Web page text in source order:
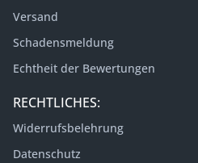
Versand
Schadensmeldung
Echtheit der Bewertungen
RECHTLICHES:
Widerrufsbelehrung
Datenschutz